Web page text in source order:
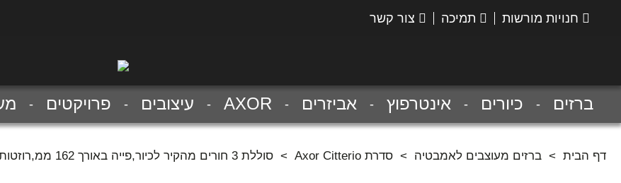
חנויות מורשות תמיכה צור קשר
ברזים כיורים אינטרפוץ אביזרים AXOR עיצובים פרויקטים
דף הבית > ברזים מעוצבים לאמבטיה > סדרת Axor Citterio > סוללת 3 חורים מהקיר לכיור,פייה באורך 162 ממ,רוזטות נפרדות,סד' אקסור ציטריו,דורשת חלק פנימי 10303180